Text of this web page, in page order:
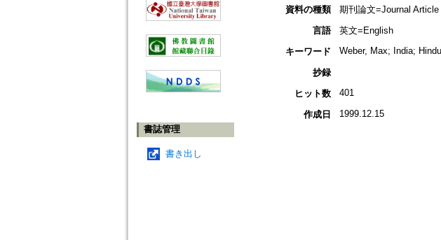
書誌管理
書き出し
資料の種類
期刊論文=Journal Article
言語
英文=English
キーワード
Weber, Max; India;
抄録
ヒット数
401
作成日 1999.12.15